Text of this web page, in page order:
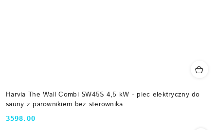
Harvia The Wall Combi SW45S 4,5 kW - piec elektryczny do
sauny z parownikiem bez sterownika
Cena:
3598.00